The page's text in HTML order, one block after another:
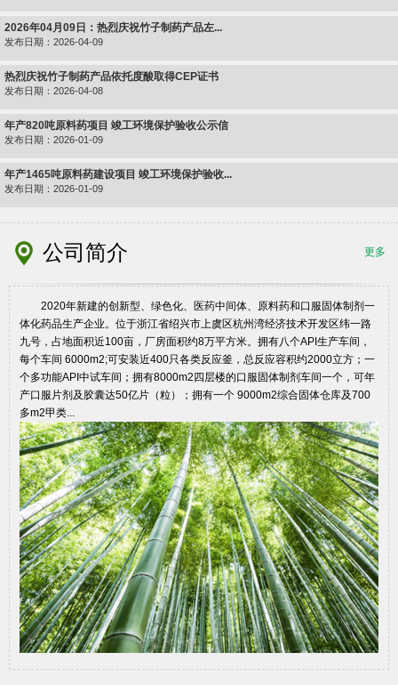
2026年04月09日：热烈庆祝竹子制药产品左...
发布日期：2026-04-09
热烈庆祝竹子制药产品依托度酸取得CEP证书
发布日期：2026-04-08
年产820吨原料药项目 竣工环境保护验收公示信
发布日期：2026-01-09
年产1465吨原料药建设项目 竣工环境保护验收...
发布日期：2026-01-09
公司简介 更多
2020年新建的创新型、绿色化、医药中间体、原料药和口服固体制剂一
体化药品生产企业。位于浙江省绍兴市上虞区杭州湾经济技术开发区纬一路
九号，占地面积近100亩，厂房面积约8万平方米。拥有八个API生产车间，
每个车间 6000m2;可安装近400只各类反应釜，总反应容积约2000立方；一
个多功能API中试车间；拥有8000m2四层楼的口服固体制剂车间一个，可年
产口服片剂及胶囊达50亿片（粒）；拥有一个 9000m2综合固体仓库及700
多m2甲类...